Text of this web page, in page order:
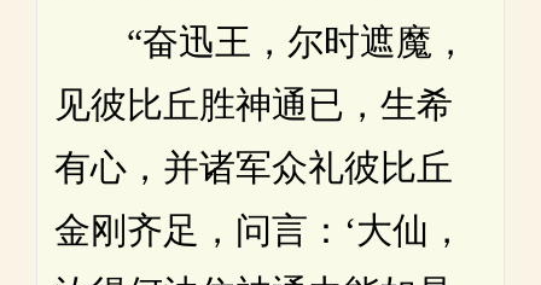
“奋迅王，尔时遮魔，
见彼比丘胜神通已，生希
有心，并诸军众礼彼比丘
金刚齐足，问言：‘大仙，